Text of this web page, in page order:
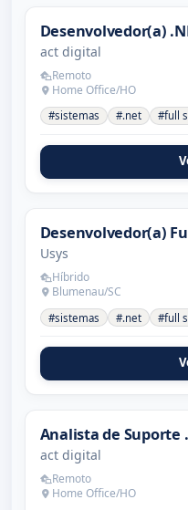
Desenvolvedor(a)
act digital
Remoto
Home Office/HO
#sistemas #.net #full
Desenvolvedor(a)
Usys
Híbrido
Blumenau/SC
#sistemas #.net #full
Analista de Suporte
act digital
Remoto
Home Office/HO